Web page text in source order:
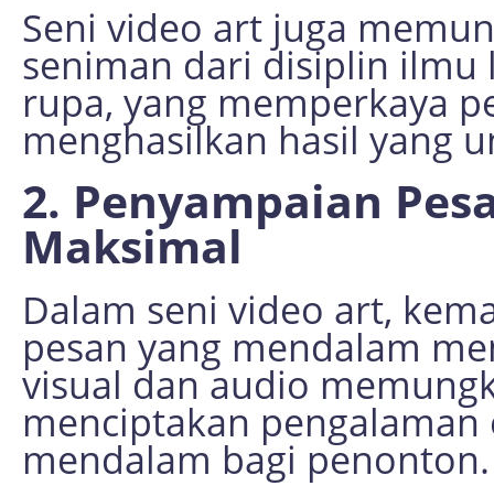
Seni video art juga
seniman dari disiplin ilmu
rupa, yang memperkaya
menghasilkan hasil yang
2. Penyampaian
Maksimal
Dalam seni video art,
pesan yang mendalam
visual dan audio
menciptakan
mendalam bagi penonton.